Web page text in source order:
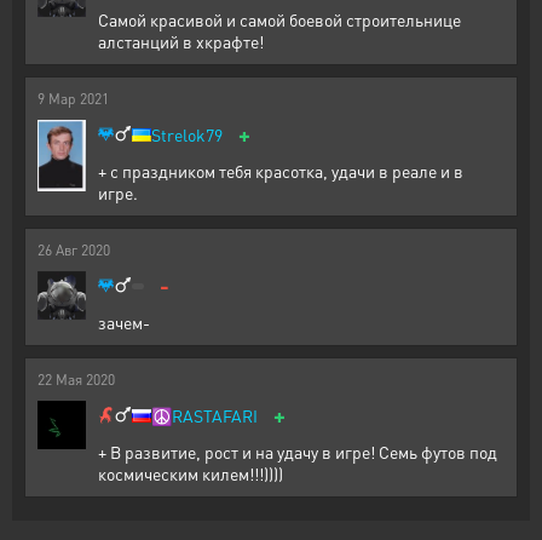
Самой красивой и самой боевой строительнице
алстанций в хкрафте!
9 Мар 2021
Strelok79 +
+ с праздником тебя красотка, удачи в реале и в
игре.
26 Авг 2020
-
зачем-
22 Мая 2020
☮️RASTAFARI +
+ В развитие, рост и на удачу в игре! Семь футов под
космическим килем!!!))))